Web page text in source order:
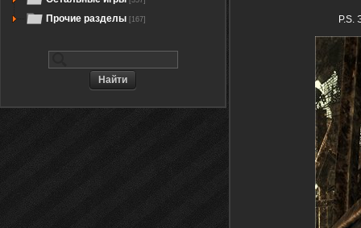
Прочие разделы [167] P.S.